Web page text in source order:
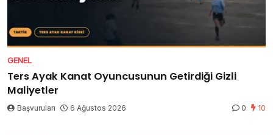
GENEL
Ters Ayak Kanat Oyuncusunun Getirdiği Gizli
Maliyetler
Başvuruları 6 Ağustos 2026 0 10